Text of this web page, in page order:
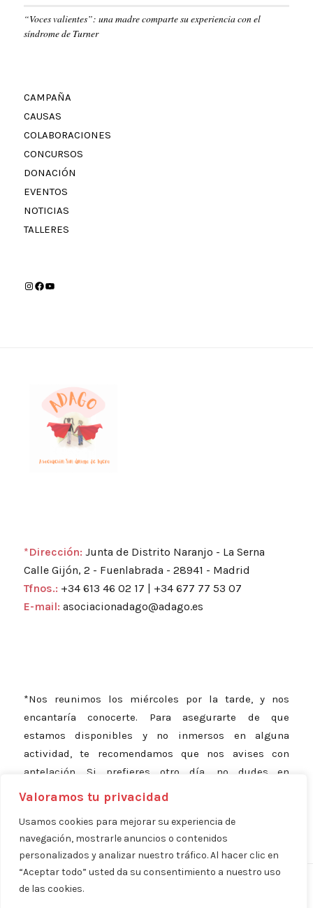
Valoramos tu privacidad
Usamos cookies para mejorar su experiencia de
navegación, mostrarle anuncios o contenidos
personalizados y analizar nuestro tráfico. Al hacer clic en
“Aceptar todo” usted da su consentimiento a nuestro uso
de las cookies.
“Voces valientes”: una madre comparte su experiencia con el
síndrome de Turner
CAMPAÑA
CAUSAS
COLABORACIONES
CONCURSOS
DONACIÓN
EVENTOS
NOTICIAS
TALLERES
*Dirección: Junta de Distrito Naranjo - La Serna
Calle Gijón, 2 - Fuenlabrada - 28941 - Madrid
Tfnos.: +34 613 46 02 17 | +34 677 77 53 07
E-mail: asociacionadago@adago.es
*Nos reunimos los miércoles por la tarde, y nos
encantaría conocerte. Para asegurarte de que
estamos disponibles y no inmersos en alguna
actividad, te recomendamos que nos avises con
antelación. Si prefieres otro día, no dudes en
consultarnos; estamos aquí para adaptarnos a ti.
Aviso Legal |